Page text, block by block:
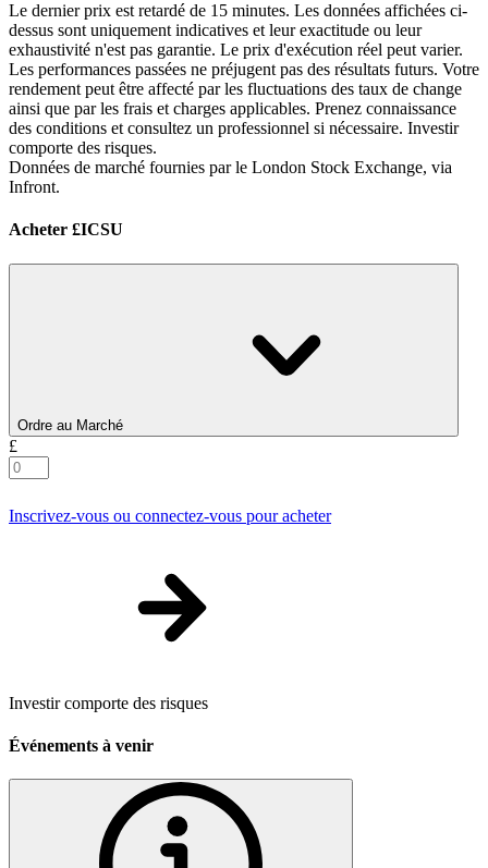
Le dernier prix est retardé de 15 minutes. Les données affichées ci-
dessus sont uniquement indicatives et leur exactitude ou leur
exhaustivité n'est pas garantie. Le prix d'exécution réel peut varier.
Les performances passées ne préjugent pas des résultats futurs. Votre
rendement peut être affecté par les fluctuations des taux de change
ainsi que par les frais et charges applicables. Prenez connaissance
des conditions et consultez un professionnel si nécessaire. Investir
comporte des risques.
Données de marché fournies par le London Stock Exchange, via
Infront.
Acheter £ICSU
Ordre au Marché
£
Inscrivez-vous ou connectez-vous pour acheter
Investir comporte des risques
Événements à venir